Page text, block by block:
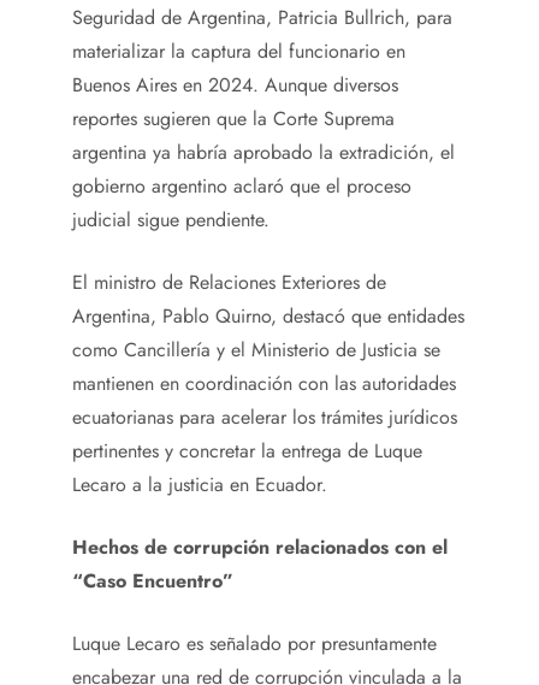
Seguridad de Argentina, Patricia Bullrich, para
materializar la captura del funcionario en
Buenos Aires en 2024. Aunque diversos
reportes sugieren que la Corte Suprema
argentina ya habría aprobado la extradición, el
gobierno argentino aclaró que el proceso
judicial sigue pendiente.
El ministro de Relaciones Exteriores de
Argentina, Pablo Quirno, destacó que entidades
como Cancillería y el Ministerio de Justicia se
mantienen en coordinación con las autoridades
ecuatorianas para acelerar los trámites jurídicos
pertinentes y concretar la entrega de Luque
Lecaro a la justicia en Ecuador.
Hechos de corrupción relacionados con el
“Caso Encuentro”
Luque Lecaro es señalado por presuntamente
encabezar una red de corrupción vinculada a la